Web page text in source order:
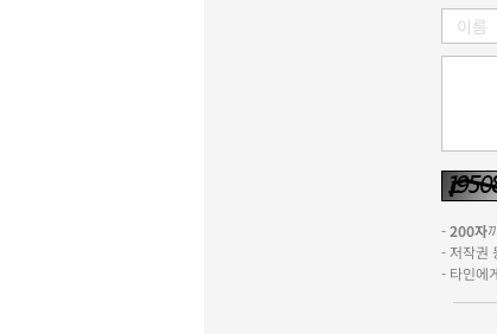
-200자
- 저작권
- 타인에